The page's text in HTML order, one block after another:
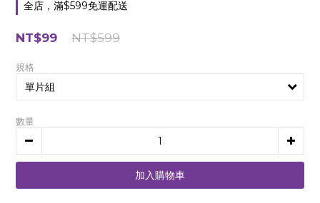
全店，滿$599免運配送
NT$599
NT$99
規格
數量
加入購物車